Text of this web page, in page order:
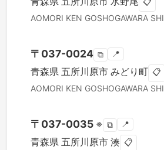
AOMORI KEN GOSHOGAWARA SHI
〒 037-0024 ⧉ 📍
青森県 五所川原市 みどり町 📋
AOMORI KEN GOSHOGAWARA SHI
〒 037-0035 ※ ⧉ 📍
青森県 五所川原市 湊 📋